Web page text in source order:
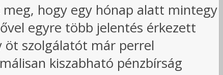
hogy egy hónap alatt mintegy
egyre több jelentés érkezett
öt szolgálatót már perrel
kiszabható pénzbírság